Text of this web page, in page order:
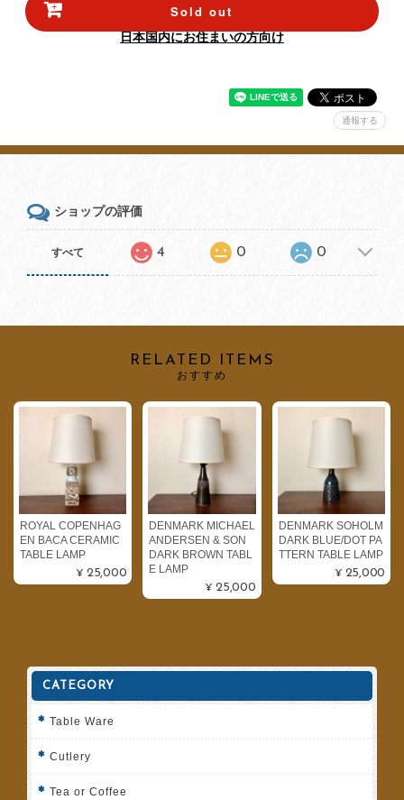
Sold out
日本国内にお住まいの方向け
通報する
ショップの評価
すべて 4 0 0
RELATED ITEMS
おすすめ
ROYAL COPENHAG
EN BACA CERAMIC
TABLE LAMP
¥25,000
DENMARK MICHAEL
ANDERSEN & SON
DARK BROWN TABL
E LAMP
¥25,000
DENMARK SOHOLM
DARK BLUE/DOT PA
TTERN TABLE LAMP
¥25,000
CATEGORY
Table Ware
Cutlery
Tea or Coffee